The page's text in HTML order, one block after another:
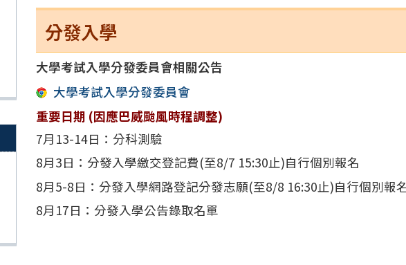
分發入學
大學考試入學分發委員會相關公告
大學考試入學分發委員會
重要日期 (因應巴威颱風時程調整)
7月13-14日：分科測驗
8月3日：分發入學繳交登記費(至8/7 15:30止)自行個別報名
8月5-8日：分發入學網路登記分發志願(至8/8 16:30止)自行個別報
8月17日：分發入學公告錄取名單